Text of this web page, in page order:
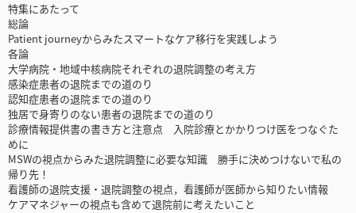
特集にあたって
総論
Patient journeyからみたスマートなケア移行を実践しよう
各論
大学病院・地域中核病院それぞれの退院調整の考え方
感染症患者の退院までの道のり
認知症患者の退院までの道のり
独居で身寄りのない患者の退院までの道のり
診療情報提供書の書き方と注意点 入院診療とかかりつけ医をつなぐた
めに
MSWの視点からみた退院調整に必要な知識 勝手に決めつけないで私の
帰り先！
看護師の退院支援・退院調整の視点，看護師が医師から知りたい情報
ケアマネジャーの視点も含めて退院前に考えたいこと